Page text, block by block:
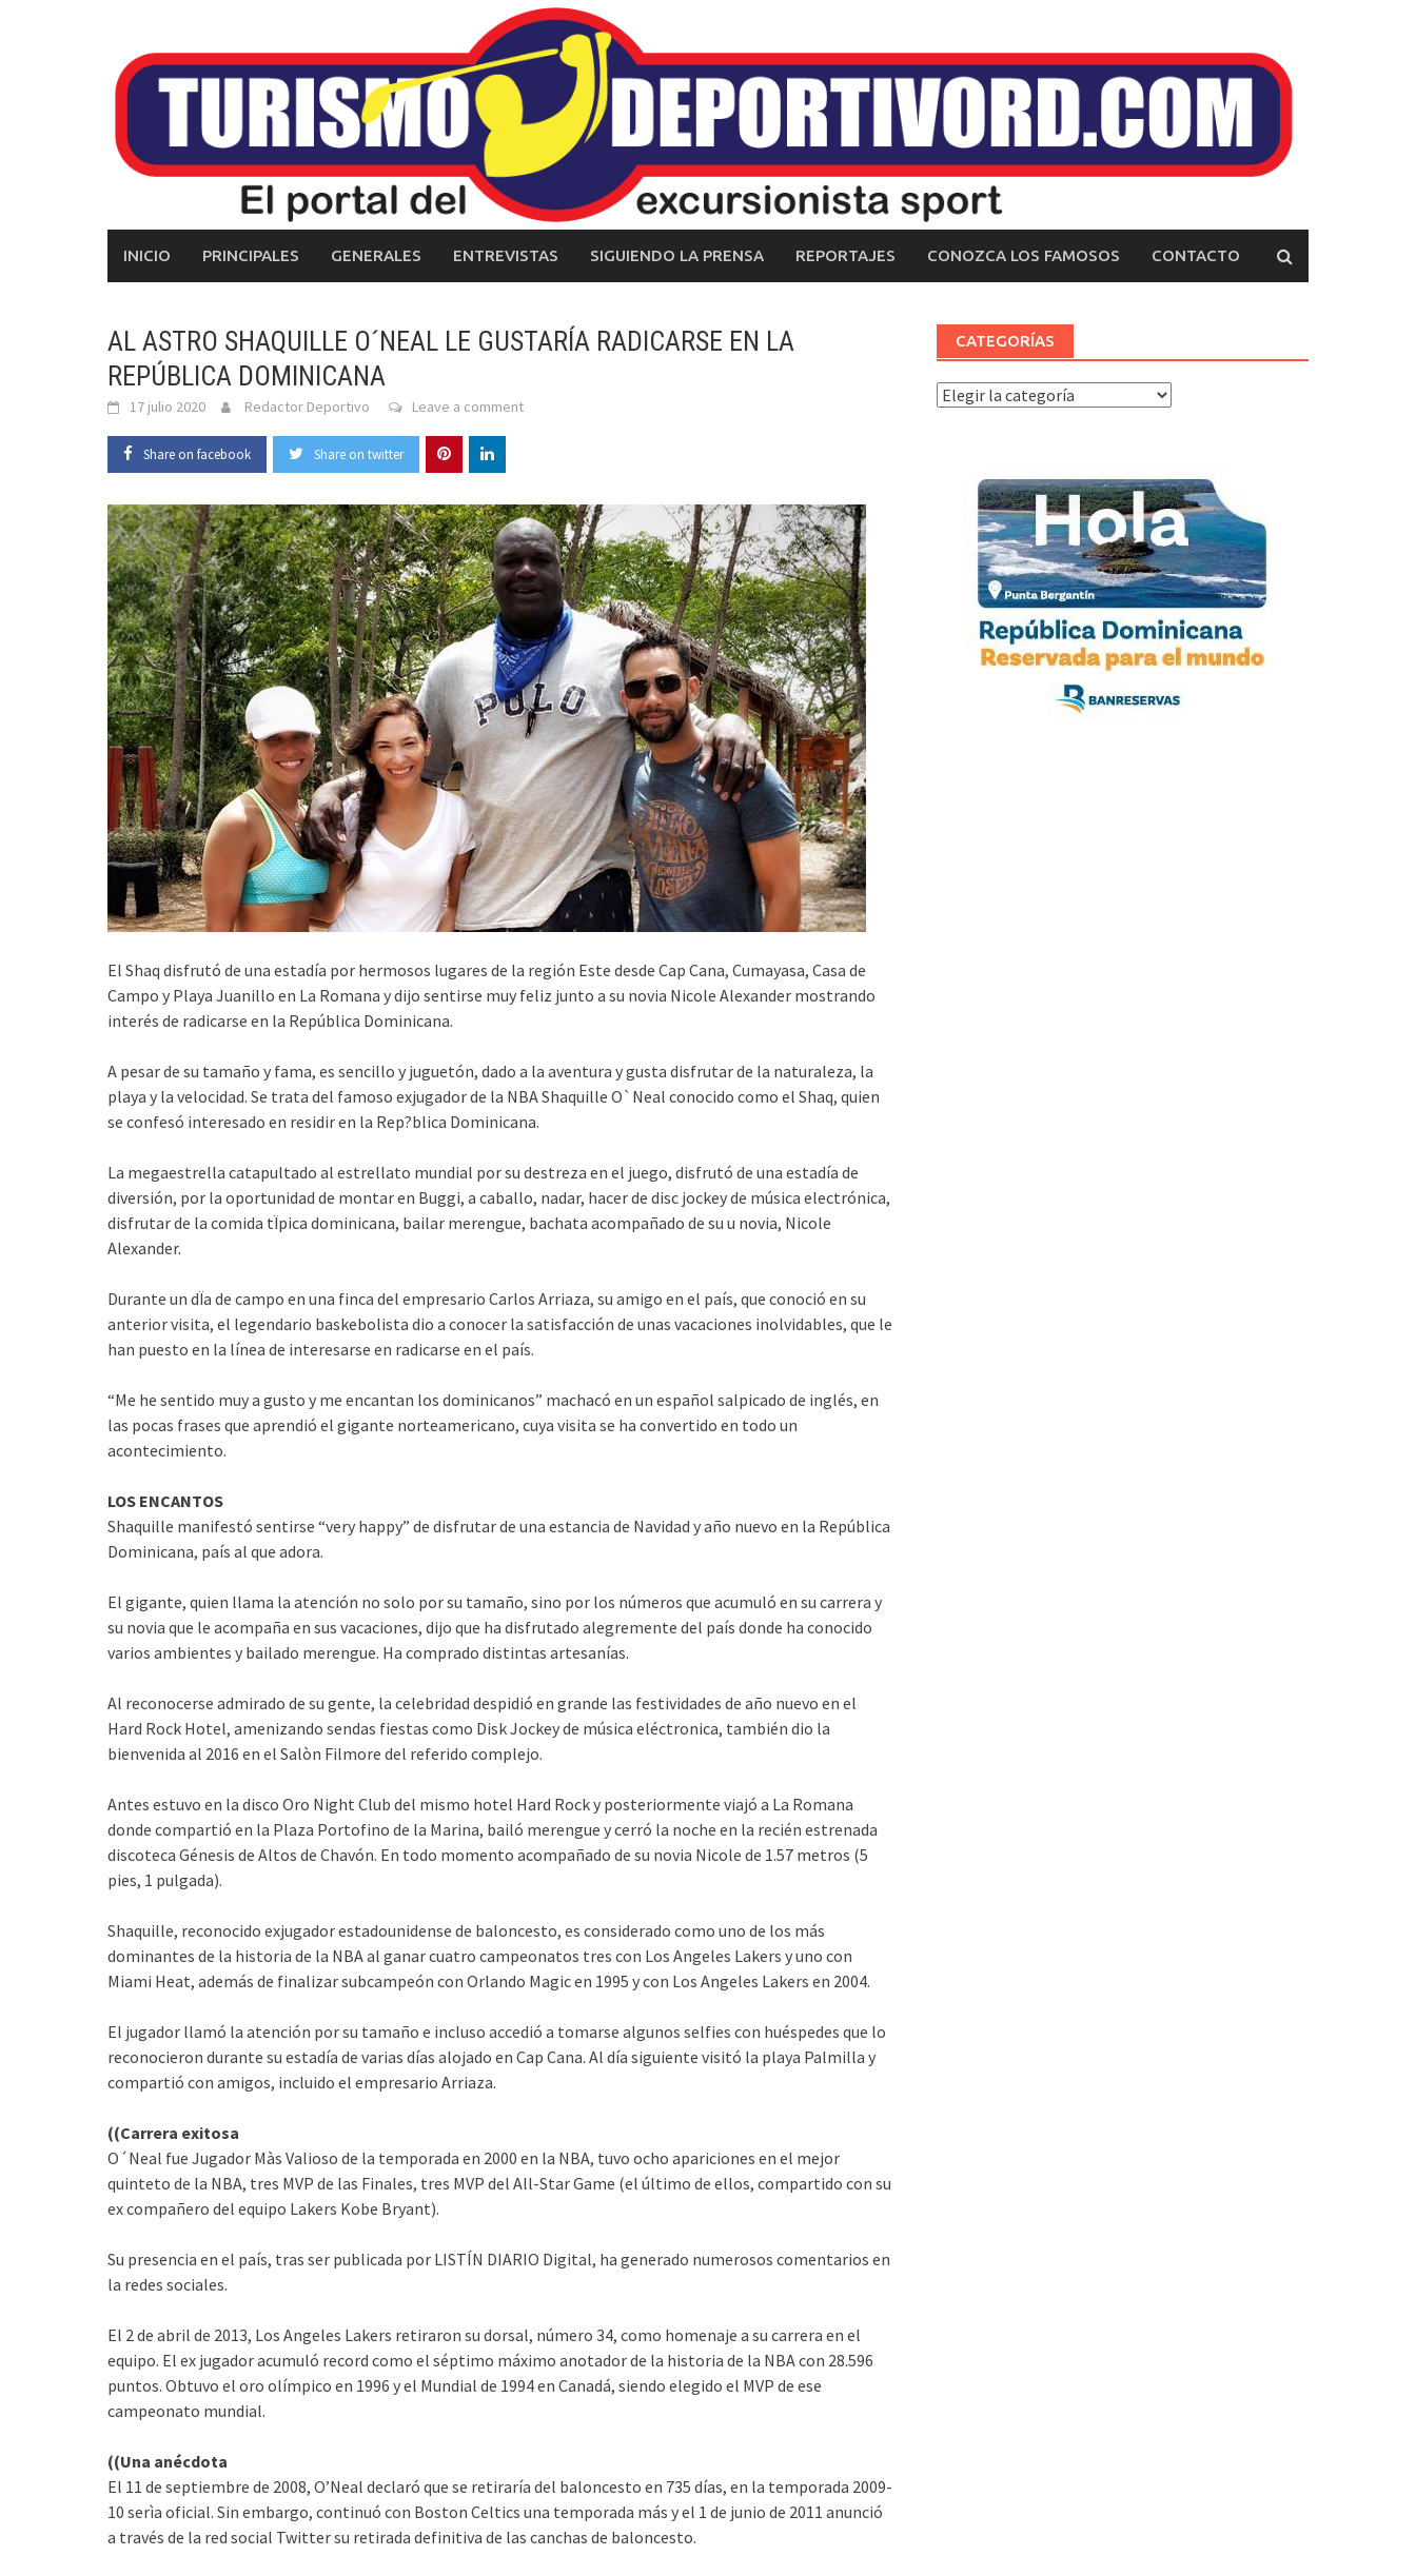
INICIO PRINCIPALES GENERALES ENTREVISTAS SIGUIENDO LA PRENSA REPORTAJES CONOZCA LOS FAMOSOS CONTACTO
AL ASTRO SHAQUILLE O´NEAL LE GUSTARÍA RADICARSE EN LA
REPÚBLICA DOMINICANA
17 julio 2020 Redactor Deportivo Leave a comment
Share on facebook Share on twitter
El Shaq disfrutó de una estadía por hermosos lugares de la región Este desde Cap Cana, Cumayasa, Casa de
Campo y Playa Juanillo en La Romana y dijo sentirse muy feliz junto a su novia Nicole Alexander mostrando
interés de radicarse en la República Dominicana.
A pesar de su tamaño y fama, es sencillo y juguetón, dado a la aventura y gusta disfrutar de la naturaleza, la
playa y la velocidad. Se trata del famoso exjugador de la NBA Shaquille O`Neal conocido como el Shaq, quien
se confesó interesado en residir en la Rep?blica Dominicana.
La megaestrella catapultado al estrellato mundial por su destreza en el juego, disfrutó de una estadía de
diversión, por la oportunidad de montar en Buggi, a caballo, nadar, hacer de disc jockey de música electrónica,
disfrutar de la comida tÏpica dominicana, bailar merengue, bachata acompañado de su u novia, Nicole
Alexander.
Durante un dÏa de campo en una finca del empresario Carlos Arriaza, su amigo en el país, que conoció en su
anterior visita, el legendario baskebolista dio a conocer la satisfacción de unas vacaciones inolvidables, que le
han puesto en la línea de interesarse en radicarse en el país.
“Me he sentido muy a gusto y me encantan los dominicanos” machacó en un español salpicado de inglés, en
las pocas frases que aprendió el gigante norteamericano, cuya visita se ha convertido en todo un
acontecimiento.
LOS ENCANTOS
Shaquille manifestó sentirse “very happy” de disfrutar de una estancia de Navidad y año nuevo en la República
Dominicana, país al que adora.
El gigante, quien llama la atención no solo por su tamaño, sino por los números que acumuló en su carrera y
su novia que le acompaña en sus vacaciones, dijo que ha disfrutado alegremente del país donde ha conocido
varios ambientes y bailado merengue. Ha comprado distintas artesanías.
Al reconocerse admirado de su gente, la celebridad despidió en grande las festividades de año nuevo en el
Hard Rock Hotel, amenizando sendas fiestas como Disk Jockey de música eléctronica, también dio la
bienvenida al 2016 en el Salòn Filmore del referido complejo.
Antes estuvo en la disco Oro Night Club del mismo hotel Hard Rock y posteriormente viajó a La Romana
donde compartió en la Plaza Portofino de la Marina, bailó merengue y cerró la noche en la recién estrenada
discoteca Génesis de Altos de Chavón. En todo momento acompañado de su novia Nicole de 1.57 metros (5
pies, 1 pulgada).
Shaquille, reconocido exjugador estadounidense de baloncesto, es considerado como uno de los más
dominantes de la historia de la NBA al ganar cuatro campeonatos tres con Los Angeles Lakers y uno con
Miami Heat, además de finalizar subcampeón con Orlando Magic en 1995 y con Los Angeles Lakers en 2004.
El jugador llamó la atención por su tamaño e incluso accedió a tomarse algunos selfies con huéspedes que lo
reconocieron durante su estadía de varias días alojado en Cap Cana. Al día siguiente visitó la playa Palmilla y
compartió con amigos, incluido el empresario Arriaza.
((Carrera exitosa
O´Neal fue Jugador Màs Valioso de la temporada en 2000 en la NBA, tuvo ocho apariciones en el mejor
quinteto de la NBA, tres MVP de las Finales, tres MVP del All-Star Game (el último de ellos, compartido con su
ex compañero del equipo Lakers Kobe Bryant).
Su presencia en el país, tras ser publicada por LISTÍN DIARIO Digital, ha generado numerosos comentarios en
la redes sociales.
El 2 de abril de 2013, Los Angeles Lakers retiraron su dorsal, número 34, como homenaje a su carrera en el
equipo. El ex jugador acumuló record como el séptimo máximo anotador de la historia de la NBA con 28.596
puntos. Obtuvo el oro olímpico en 1996 y el Mundial de 1994 en Canadá, siendo elegido el MVP de ese
campeonato mundial.
((Una anécdota
El 11 de septiembre de 2008, O’Neal declaró que se retiraría del baloncesto en 735 días, en la temporada 2009-
10 serìa oficial. Sin embargo, continuó con Boston Celtics una temporada más y el 1 de junio de 2011 anunció
a través de la red social Twitter su retirada definitiva de las canchas de baloncesto.
CATEGORÍAS
Categorías